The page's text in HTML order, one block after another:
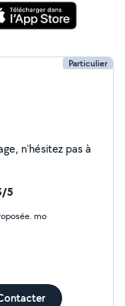
Particulier
n'hésitez pas à
5
m'a pris le double de la somme proposée. mo